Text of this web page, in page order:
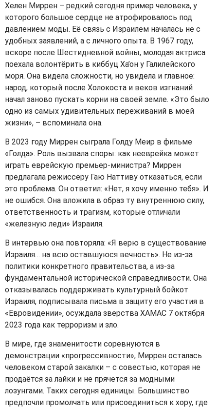
Хелен Миррен – редкий сегодня пример человека, у
которого большое сердце не атрофировалось под
давлением моды. Её связь с Израилем началась не с
удобных заявлений, а с личного опыта. В 1967 году,
вскоре после Шестидневной войны, молодая актриса
поехала волонтёрить в киббуц Ха’он у Галилейского
моря. Она видела сложности, но увидела и главное:
народ, который после Холокоста и веков изгнаний
начал заново пускать корни на своей земле. «Это было
одно из самых удивительных переживаний в моей
жизни», – вспоминала она.
В 2023 году Миррен сыграла Голду Меир в фильме
«Голда». Роль вызвала споры: как нееврейка может
играть еврейскую премьер-министра? Миррен
предлагала режиссёру Гаю Наттиву отказаться, если
это проблема. Он ответил: «Нет, я хочу именно тебя». И
не ошибся. Она вложила в образ ту внутреннюю силу,
ответственность и трагизм, которые отличали
«железную леди» Израиля.
В интервью она повторяла: «Я верю в существование
Израиля… на всю оставшуюся вечность». Не из-за
политики конкретного правительства, а из-за
фундаментальной исторической справедливости. Она
отказывалась поддерживать культурный бойкот
Израиля, подписывала письма в защиту его участия в
«Евровидении», осуждала зверства ХАМАС 7 октября
2023 года как терроризм и зло.
В мире, где знаменитости соревнуются в
демонстрации «прогрессивности», Миррен осталась
человеком старой закалки – с совестью, которая не
продаётся за лайки и не прячется за модными
лозунгами. Таких сегодня единицы. Большинство
предпочли промолчать или присоединиться к хору, где